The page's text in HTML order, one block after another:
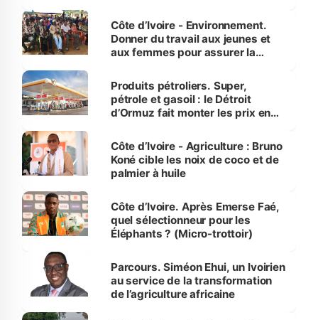
Côte d’Ivoire - Environnement.
Donner du travail aux jeunes et
aux femmes pour assurer la
menacées
Produits pétroliers. Super,
pétrole et gasoil : le Détroit
d’Ormuz fait monter les prix en
Côte d’Ivoire - Agriculture : Bruno
Koné cible les noix de coco et de
palmier à huile
Côte d’Ivoire. Après Emerse Faé,
quel sélectionneur pour les
Éléphants ? (Micro-trottoir)
Parcours. Siméon Ehui, un Ivoirien
au service de la transformation
de l’agriculture africaine